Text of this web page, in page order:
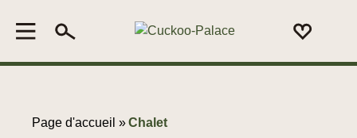
Page d'accueil »Chalet